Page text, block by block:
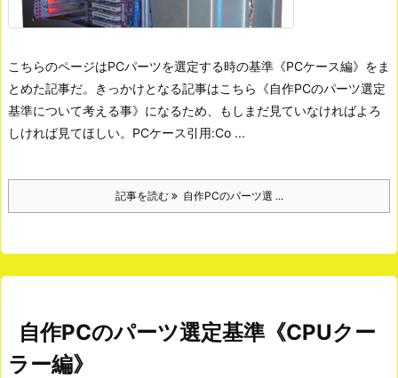
こちらのページはPCパーツを選定する時の基準《PCケース編》をま
とめた記事だ。きっかけとなる記事はこちら《自作PCのパーツ選定
基準について考える事》になるため、もしまだ見ていなければよろ
しければ見てほしい。 PCケース引用:Co ...
記事を読む 自作PCのパーツ選 ...
自作PCのパーツ選定基準《CPUクー
ラー編》